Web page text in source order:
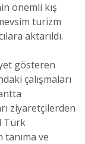
önemli kış
turizm
aktarıldı.
gösteren
çalışmaları
ziyaretçilerden
Türk
ve